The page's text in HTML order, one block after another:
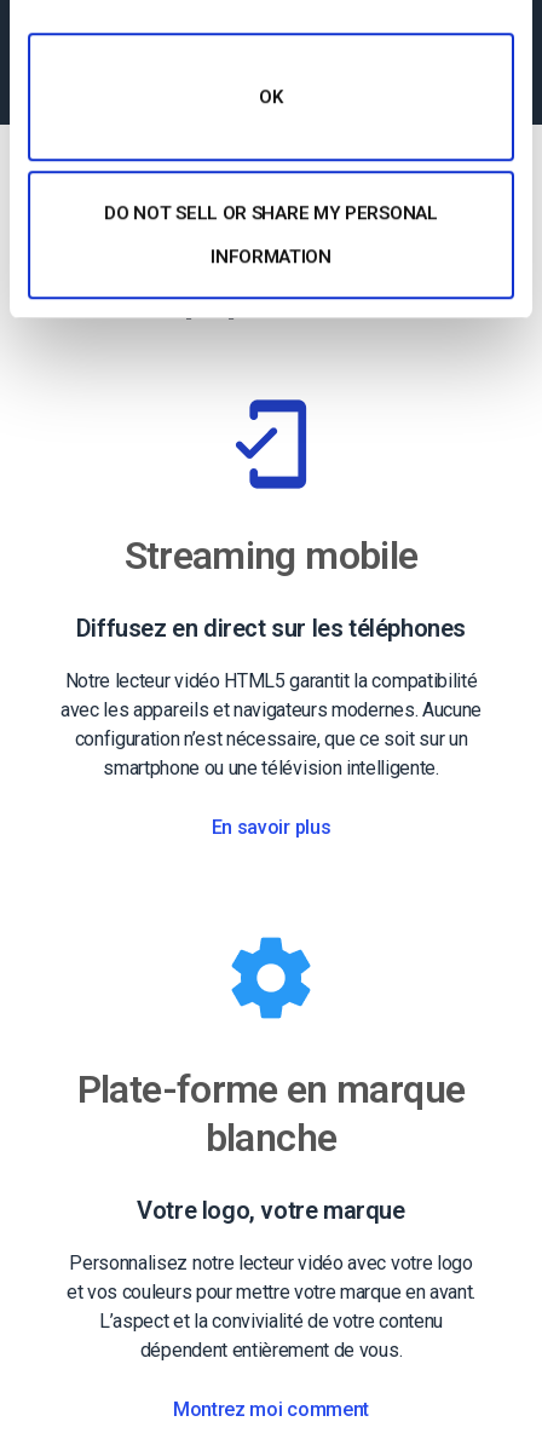
OK
DO NOT SELL OR SHARE MY PERSONAL
INFORMATION
Caractéristiques les plus
populaires
Streaming mobile
Diffusez en direct sur les téléphones
Notre lecteur vidéo HTML5 garantit la compatibilité
avec les appareils et navigateurs modernes. Aucune
configuration n’est nécessaire, que ce soit sur un
smartphone ou une télévision intelligente.
En savoir plus
Plate-forme en marque
blanche
Votre logo, votre marque
Personnalisez notre lecteur vidéo avec votre logo
et vos couleurs pour mettre votre marque en avant.
L’aspect et la convivialité de votre contenu
dépendent entièrement de vous.
Montrez moi comment